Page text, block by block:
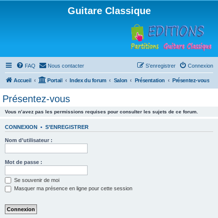
Guitare Classique
FAQ Nous contacter Connexion
S’enregistrer
Accueil Portail Index du forum Salon Présentation Présentez-vous
Présentez-vous
Vous n’avez pas les permissions requises pour consulter les sujets de ce forum.
CONNEXION • S’ENREGISTRER
Nom d’utilisateur :
Mot de passe :
Se souvenir de moi
Masquer ma présence en ligne pour cette session